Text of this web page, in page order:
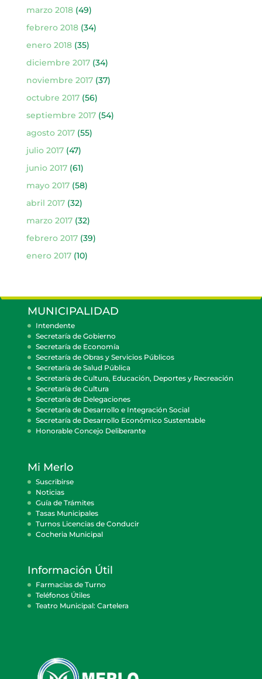
marzo 2018(49)
febrero 2018(34)
enero 2018(35)
diciembre 2017(34)
noviembre 2017(37)
octubre 2017(56)
septiembre 2017(54)
agosto 2017(55)
julio 2017(47)
junio 2017(61)
mayo 2017(58)
abril 2017(32)
marzo 2017(32)
febrero 2017(39)
enero 2017(10)
MUNICIPALIDAD
Intendente
Secretaría de Gobierno
Secretaría de Economía
Secretaría de Obras y Servicios Públicos
Secretaría de Salud Pública
Secretaría de Cultura, Educación, Deportes y Recreación
Secretaría de Cultura
Secretaría de Delegaciones
Secretaría de Desarrollo e Integración Social
Secretaría de Desarrollo Económico Sustentable
Honorable Concejo Deliberante
Mi Merlo
Suscribirse
Noticias
Guía de Trámites
Tasas Municipales
Turnos Licencias de Conducir
Cocheria Municipal
Información Útil
Farmacias de Turno
Teléfonos Útiles
Teatro Municipal: Cartelera